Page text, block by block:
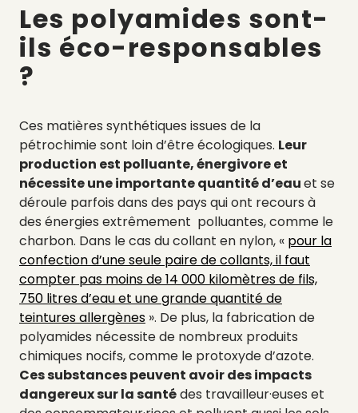
Les polyamides sont-
ils éco-responsables
?
Ces matières synthétiques issues de la
pétrochimie sont loin d’être écologiques. Leur
production est polluante, énergivore et
nécessite une importante quantité d’eauet se
déroule parfois dans des pays qui ont recours à
des énergies extrêmement polluantes, comme le
charbon. Dans le cas du collant en nylon, « pour la
confection d’une seule paire de collants, il faut
compter pas moins de 14 000 kilomètres de fils,
750 litres d’eau et une grande quantité de
teintures allergènes ». De plus, la fabrication de
polyamides nécessite de nombreux produits
chimiques nocifs, comme le protoxyde d’azote.
Ces substances peuvent avoir des impacts
dangereux sur la santédes travailleur·euses et